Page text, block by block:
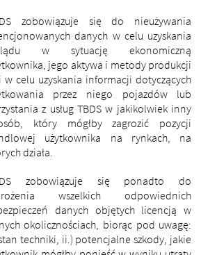
zobowiązuje się do nieużywania
danych w celu uzyskania
w sytuację ekonomiczną
jego aktywa i metody produkcji
w celu uzyskania informacji dotyczących
przez niego pojazdów lub
z usług TBDS w jakikolwiek inny
który mógłby zagrozić pozycji
użytkownika na rynkach, na
działa.
zobowiązuje się ponadto do
wszelkich odpowiednich
danych objętych licencją w
okolicznościach, biorąc pod uwagę:
techniki, ii.) potencjalne szkody, jakie